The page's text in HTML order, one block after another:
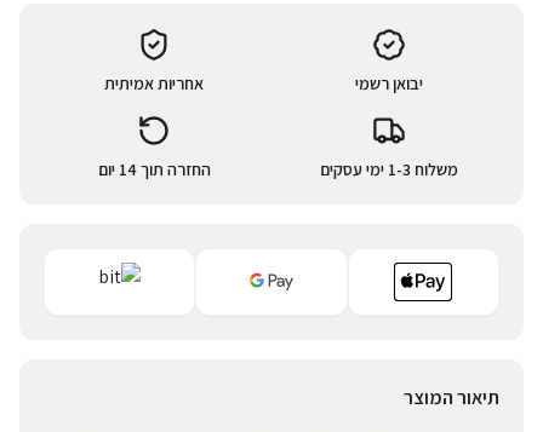
יבואן רשמי אחריות אמיתית
משלוח 1-3 ימי עסקים החזרה תוך 14 יום
תיאור המוצר